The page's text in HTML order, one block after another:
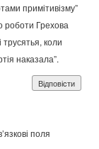
примітивізму”
роботи Грехова
трусятья, коли
наказала”.
Відповіcти
поля